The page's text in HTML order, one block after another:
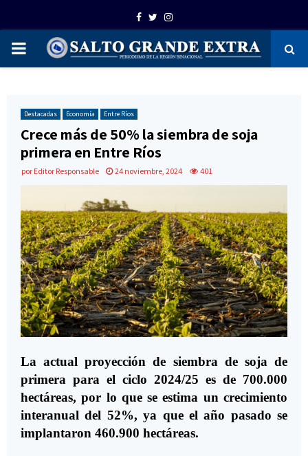
Facebook
TwitterInstagram
PRIMARY
Destacadas Economía Entre Ríos
Crece más de 50% la siembra de soja
primera en Entre Ríos
por Editor Responsable 24 noviembre, 2024 401
La actual proyección de siembra de soja de
primera para el ciclo 2024/25 es de 700.000
hectáreas, por lo que se estima un crecimiento
interanual del 52%, ya que el año pasado se
implantaron 460.900 hectáreas.